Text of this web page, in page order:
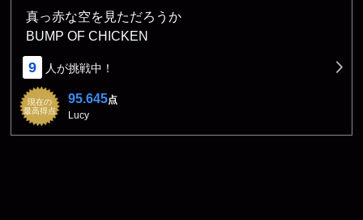
真っ赤な空を見ただろうか
BUMP OF CHICKEN
9 人が挑戦中！
現在の
最高得点
95.645点
Lucy